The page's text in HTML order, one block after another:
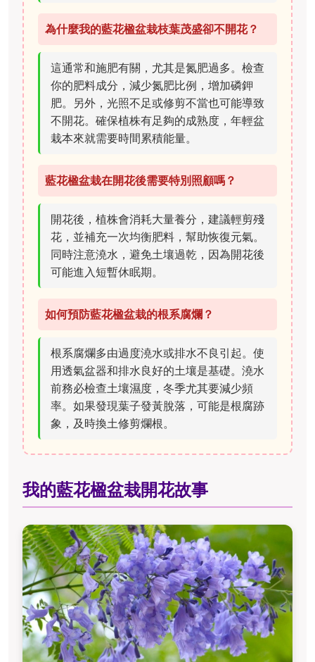
為什麼我的藍花楹盆栽枝葉茂盛卻不開花？
這通常和施肥有關，尤其是氮肥過多。檢查
你的肥料成分，減少氮肥比例，增加磷鉀
肥。另外，光照不足或修剪不當也可能導致
不開花。確保植株有足夠的成熟度，年輕盆
栽本來就需要時間累積能量。
藍花楹盆栽在開花後需要特別照顧嗎？
開花後，植株會消耗大量養分，建議輕剪殘
花，並補充一次均衡肥料，幫助恢復元氣。
同時注意澆水，避免土壤過乾，因為開花後
可能進入短暫休眠期。
如何預防藍花楹盆栽的根系腐爛？
根系腐爛多由過度澆水或排水不良引起。使
用透氣盆器和排水良好的土壤是基礎。澆水
前務必檢查土壤濕度，冬季尤其要減少頻
率。如果發現葉子發黃脫落，可能是根腐跡
象，及時換土修剪爛根。
我的藍花楹盆栽開花故事